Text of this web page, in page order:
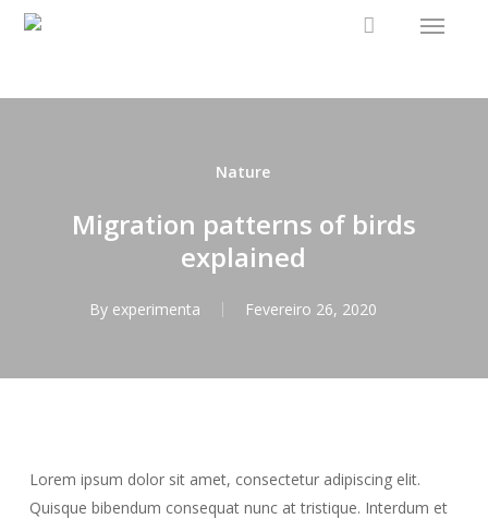
Skip
content
Menu
Nature
Migration patterns of birds
explained
By experimenta Fevereiro 26, 2020
Lorem ipsum dolor sit amet, consectetur adipiscing elit.
Quisque bibendum consequat nunc at tristique. Interdum et